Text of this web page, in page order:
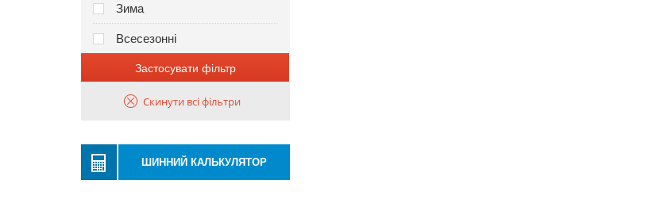
Зима
Всесезонні
Застосувати фільтр
Скинути всі фільтри
ШИННИЙ КАЛЬКУЛЯТОР